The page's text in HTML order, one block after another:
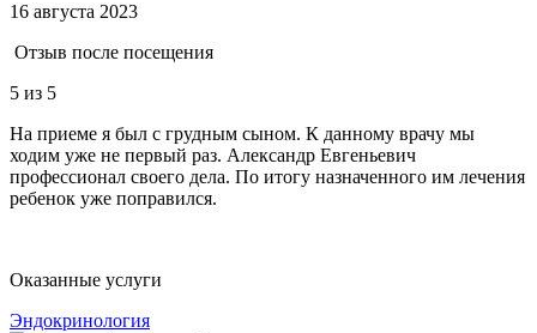
16 августа 2023
Отзыв после посещения
5 из 5
На приеме я был с грудным сыном. К данному врачу мы
ходим уже не первый раз. Александр Евгеньевич
профессионал своего дела. По итогу назначенного им лечения
ребенок уже поправился.
Оказанные услуги
Эндокринология